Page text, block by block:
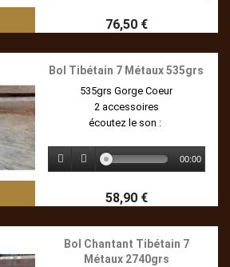
76,50 €
Bol Tibétain 7 Métaux 535grs
535grs Gorge Coeur
2 accessoires
écoutez le son :
00:00
58,90 €
Bol Chantant Tibétain 7
Métaux 2740grs